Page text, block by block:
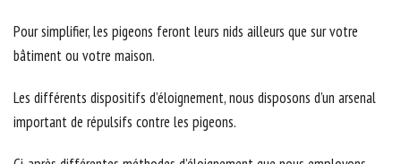
Pour simplifier, les pigeons feront leurs nids ailleurs que sur votre
bâtiment ou votre maison.
Les différents dispositifs d’éloignement, nous disposons d’un arsenal
important de répulsifs contre les pigeons.